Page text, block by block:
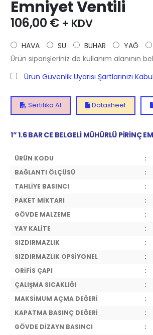
Emniyet Ventili
106,00 € + KDV
HAVA SU BUHAR YAĞ
Ürün siparişleriniz de kullanım alanının
Ürün Güvenlik Uyarısı Şartlarınızı
Sertifika Al Datasheet
1” 1.6 BAR CE BELGELİ MÜHÜRLÜ PİRİNÇ
ÜRÜN KODU :
BAĞLANTI ÖLÇÜSÜ
:
TAHLİYE BASINCI
:
PAKET MİKTARI
:
GÖVDE MALZEME
:
YAY KALİTE
:
SIZDIRMAZLIK
:
SIZDIRMAZLIK OPSİYONEL
:
ORİFİS ÇAPI
:
ÇALIŞMA SICAKLIĞI
:
MAKSİMUM AÇMA DEĞERİ
:
KAPATMA BASINÇ DEĞERİ
:
GÖVDE DİZAYN BASINCI
: